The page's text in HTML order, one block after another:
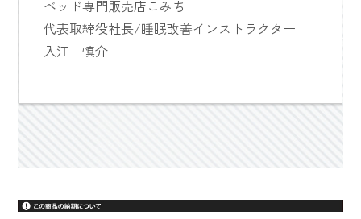
ベッド専門販売店こみち
代表取締役社長/睡眠改善インストラクター
入江 慎介